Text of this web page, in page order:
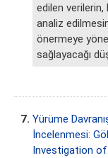
edilen
analiz
önermeye
sağlayacağı
7. Yürüme
İncelenmesi:
Investigation